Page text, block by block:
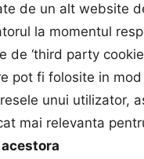
de un alt website
la momentul
de ‘third party
pot fi folosite in mod
unui utilizator,
mai relevanta